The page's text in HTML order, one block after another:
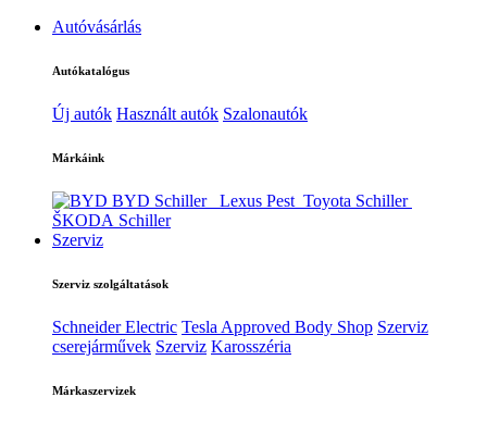
Autóvásárlás
Autókatalógus
Új autók Használt autók Szalonautók
Márkáink
BYD Schiller Lexus Pest Toyota Schiller
ŠKODA Schiller
Szerviz
Szerviz szolgáltatások
Schneider Electric Tesla Approved Body Shop Szerviz
cserejárművek Szerviz Karosszéria
Márkaszervizek